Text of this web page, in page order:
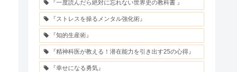
『一度読んだら絶対に忘れない世界史の教科書 』
『ストレスを操るメンタル強化術』
『知的生産術』
『精神科医が教える！潜在能力を引き出す25の心得』
『幸せになる勇気』